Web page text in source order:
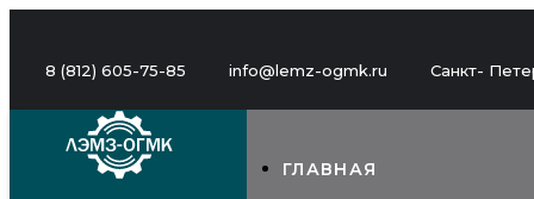
8 (812) 605-75-85 info@lemz-ogmk.ru Санкт-
ГЛАВНАЯ